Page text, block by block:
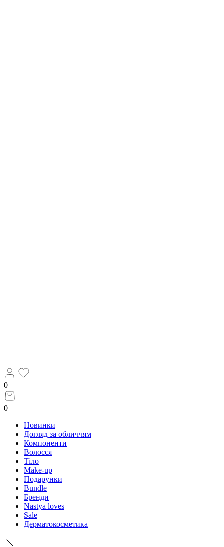
0
0
Новинки
Догляд за обличчям
Компоненти
Волосся
Тіло
Make-up
Подарунки
Bundle
Бренди
Nastya loves
Sale
Дерматокосметика